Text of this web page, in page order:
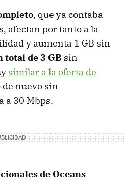
, que ya contaba
afectan por tanto a la
y aumenta 1 GB sin
total de 3 GB sin
similar a la oferta de
de nuevo sin
a 30 Mbps.
de Oceans